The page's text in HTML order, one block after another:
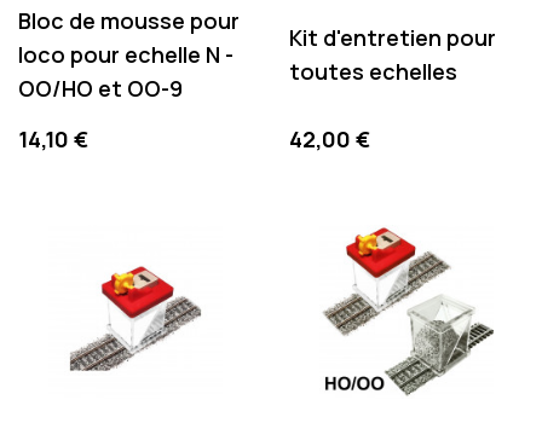
Bloc de mousse pour
loco pour echelle N -
OO/HO et OO-9
Prix
14,10 €
Kit d'entretien pour
toutes echelles
Prix
42,00 €